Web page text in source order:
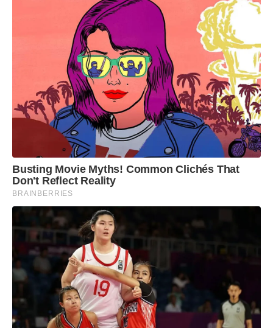
Busting Movie Myths! Common Clichés That
Don't Reflect Reality
BRAINBERRIES